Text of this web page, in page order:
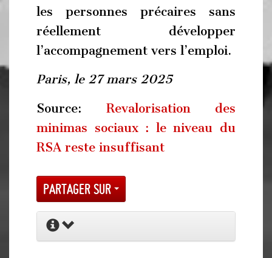
les personnes précaires sans
réellement développer
l’accompagnement vers l’emploi.
Paris, le 27 mars 2025
Source: Revalorisation des
minimas sociaux : le niveau du
RSA reste insuffisant
Partager sur